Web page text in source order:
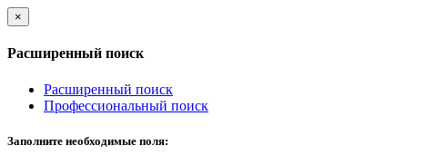
×
Расширенный поиск
Расширенный поиск
Профессиональный поиск
Заполните необходимые поля: